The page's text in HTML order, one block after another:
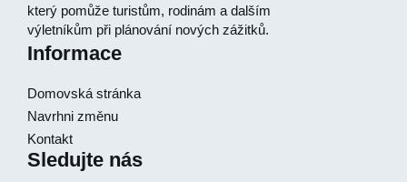
který pomůže turistům, rodinám a dalším
výletníkům při plánování nových zážitků.
Informace
Domovská stránka
Navrhni změnu
Kontakt
Sledujte nás